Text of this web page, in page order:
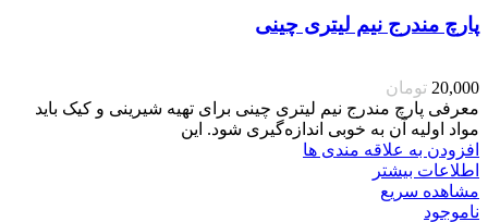
پارچ مندرج نیم لیتری چینی
20,000 تومان
معرفی پارچ مندرج نیم لیتری چینی برای تهیه شیرینی و کیک باید
مواد اولیه آن به خوبی اندازه‌گیری شود. این
افزودن به علاقه مندی ها
اطلاعات بیشتر
مشاهده سریع
ناموجود